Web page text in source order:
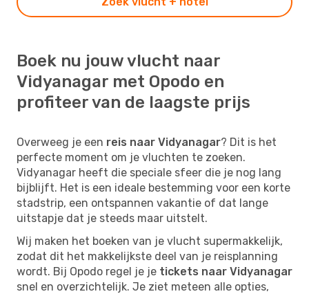
Boek nu jouw vlucht naar
Vidyanagar met Opodo en
profiteer van de laagste prijs
Overweeg je een reis naar Vidyanagar? Dit is het
perfecte moment om je vluchten te zoeken.
Vidyanagar heeft die speciale sfeer die je nog lang
bijblijft. Het is een ideale bestemming voor een korte
stadstrip, een ontspannen vakantie of dat lange
uitstapje dat je steeds maar uitstelt.
Wij maken het boeken van je vlucht supermakkelijk,
zodat dit het makkelijkste deel van je reisplanning
wordt. Bij Opodo regel je je tickets naar Vidyanagar
snel en overzichtelijk. Je ziet meteen alle opties,